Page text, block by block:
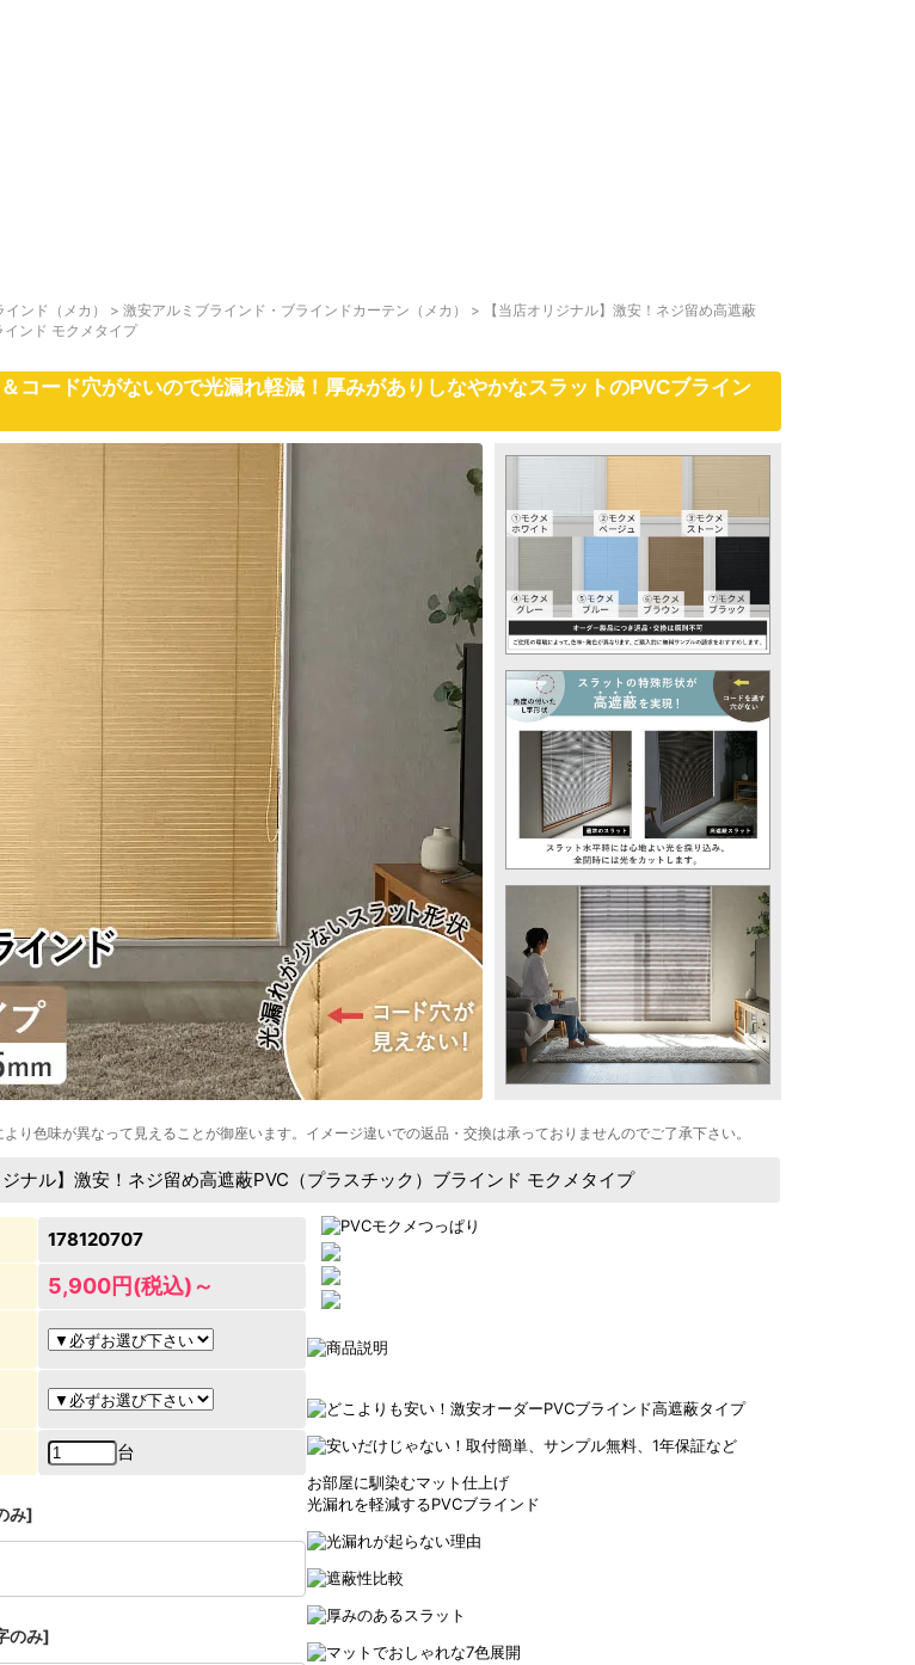
インド（メカ） > 激安アルミブラインド・ブラインドカーテン（メカ） >
【当店オリジナル】激安！ネジ留め高遮蔽
ンド モクメタイプ
コード穴がないので光漏れ軽減！厚みがありしなやかなスラットのPVCブライン
り色味が異なって見えることが御座います。イメージ違いでの返品・交換は承っておりませんのでご了承下さい。
ジナル】激安！ネジ留め高遮蔽PVC（プラスチック）ブラインド モクメタイプ
178120707
5,900円(税込)～
台
み]
のみ]
お部屋に馴染むマット仕上げ
光漏れを軽減するPVCブラインド